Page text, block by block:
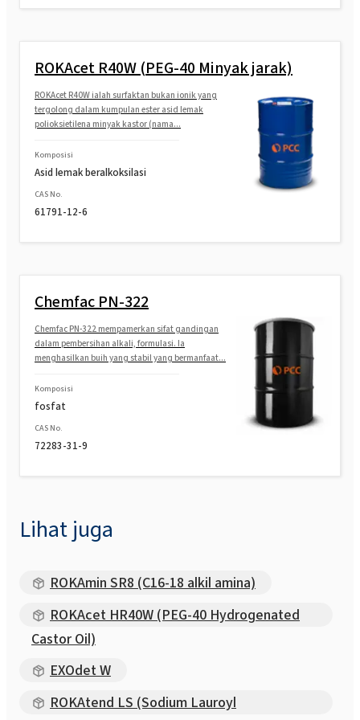
eter)
ROKAnol®LP60 (eter alkohol lemak
polioksialkilena)
ROKAnol® LP911 (Polyoxyalkylene glycol
eter)
ROKAnol®LP2424 (C12-14 alkohol etoksilasi,
ROKAnol®LP1012 (alkohol C12-C14,
etoksilasi, propoksilasi)
ROKAnol®LP6066 (PPG-5-Ceteth-20)
ROKAnol®LP6066 MB (PPG-5-Ceteth-20)
ROKAcet R40W (PEG-40 Minyak jarak)
ROKAcet R40W ialah surfaktan bukan ionik yang
tergolong dalam kumpulan ester asid lemak
polioksietilena minyak kastor (nama...
Komposisi
Asid lemak beralkoksilasi
CAS No.
61791-12-6
Chemfac PN-322
Chemfac PN-322 mempamerkan sifat gandingan
dalam pembersihan alkali, formulasi. Ia
menghasilkan buih yang stabil yang bermanfaat...
Komposisi
fosfat
CAS No.
72283-31-9
Lihat juga
ROKAmin SR8 (C16-18 alkil amina)
ROKAcet HR40W (PEG-40 Hydrogenated
Castor Oil)
EXOdet W
ROKAtend LS (Sodium Lauroyl